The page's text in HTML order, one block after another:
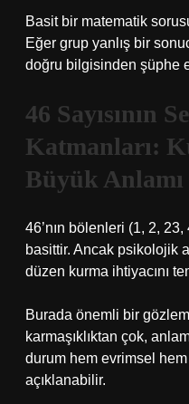
Basit bir matematik
Eğer grup yanlış bir
doğru bilgisinden şüphe
46 Sayısının
Katmanları:
Büyük Anlamı
46’nın bölenleri (1, 2,
basittir. Ancak psikolojik
düzen kurma ihtiyacını
Burada önemli bir
karmaşıklıktan çok,
durum hem evrimsel
açıklanabilir.